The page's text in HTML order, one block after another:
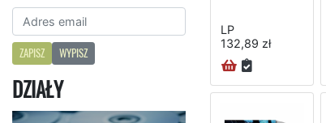
ZAPISZ WYPISZ
DZIAŁY
LP
132,89 zł